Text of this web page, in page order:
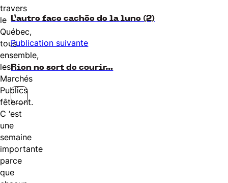
travers
le
Québec,
tous
ensemble,
les
Marchés
Publics
fêteront.
C ‘est
une
semaine
importante
parce
que
L’autre face cachée de la lune (2)
Publication suivante
Rien ne sert de courir…